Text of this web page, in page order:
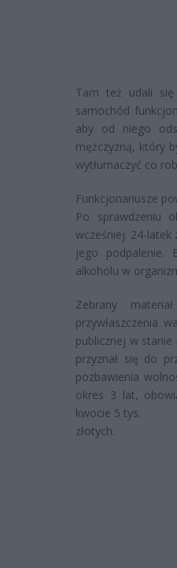
Tam też udali się
samochód
aby od niego
mężczyzną, który
wytłumaczyć co
Funkcjonariusze
Po sprawdzeniu
wcześniej. 24-
jego podpalenie.
alkoholu w
Zebrany
przywłaszczenia
publicznej w
przyznał się do
pozbawienia
okres 3 lat,
kwocie 5 tys.
złotych.